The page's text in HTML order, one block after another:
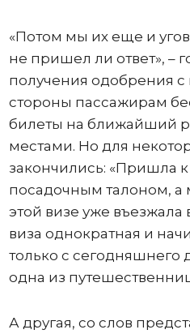
«Потом мы их еще и
не пришел ли ответ», –
получения одобрения с
стороны пассажирам
билеты на ближайший
местами. Но для
закончились: «Пришла
посадочным талоном, а
этой визе уже въезжала
виза однократная и
только с сегодняшнего
одна из
А другая, со слов